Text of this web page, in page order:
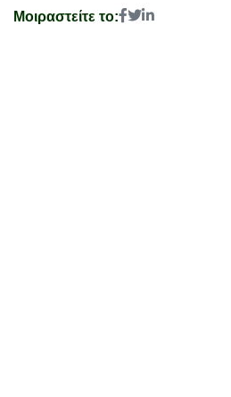
Μοιραστείτε το: